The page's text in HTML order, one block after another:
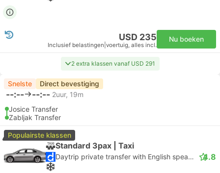
USD 235
Inclusief belastingen voertuig, alles incl.
Nu boeken
2 extra klassen vanaf USD 291
Snelste Direct bevestiging
--:-- --:-- 2uur, 19m
Josice Transfer
Zabljak Transfer
Populairste klassen
Standard 3pax | Taxi
Daytrip private transfer with English speaking driver 4.8